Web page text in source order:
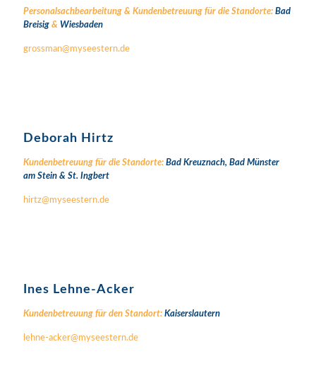
Personalsachbearbeitung & Kundenbetreuung für die Standorte: Bad
Breisig & Wiesbaden
grossman@myseestern.de
Deborah Hirtz
Kundenbetreuung für die Standorte: Bad Kreuznach, Bad Münster
am Stein & St. Ingbert
hirtz@myseestern.de
Ines Lehne-Acker
Kundenbetreuung für den Standort: Kaiserslautern
lehne-acker@myseestern.de